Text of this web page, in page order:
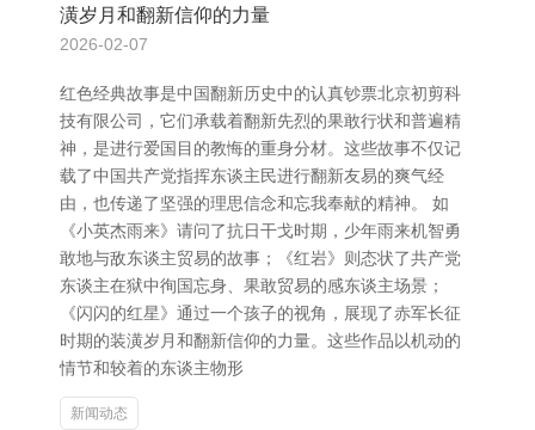
潢岁月和翻新信仰的力量
2026-02-07
红色经典故事是中国翻新历史中的认真钞票北京初剪科
技有限公司，它们承载着翻新先烈的果敢行状和普遍精
神，是进行爱国目的教悔的重身分材。这些故事不仅记
载了中国共产党指挥东谈主民进行翻新友易的爽气经
由，也传递了坚强的理思信念和忘我奉献的精神。 如
《小英杰雨来》请问了抗日干戈时期，少年雨来机智勇
敢地与敌东谈主贸易的故事；《红岩》则态状了共产党
东谈主在狱中徇国忘身、果敢贸易的感东谈主场景；
《闪闪的红星》通过一个孩子的视角，展现了赤军长征
时期的装潢岁月和翻新信仰的力量。这些作品以机动的
情节和较着的东谈主物形
新闻动态